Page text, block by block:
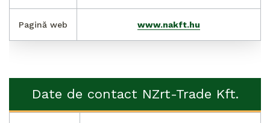
Pagină web www.nakft.hu
Date de contact NZrt-Trade Kft.